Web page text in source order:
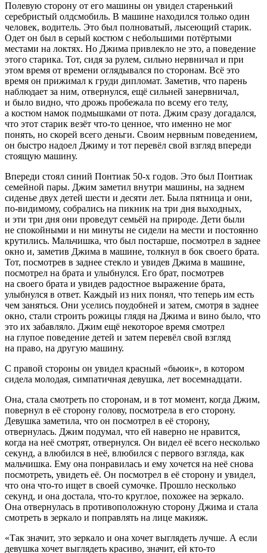
Полевую сторону от его машины он увидел старенький
серебристый олдсмобиль. В машине находился только один
человек, водитель. Это был полноватый, лысеющий старик.
Одет он был в серый костюм с небольшими потёртыми
местами на локтях. Но Джима привлекло не это, а поведение
этого старика. Тот, сидя за рулем, сильно нервничал и при
этом время от времени оглядывался по сторонам. Всё это
время он прижимал к груди дипломат. Заметив, что парень
наблюдает за ним, отвернулся, ещё сильней занервничал,
и было видно, что дрожь пробежала по всему его телу,
а костюм намок подмышками от пота. Джим сразу догадался,
что этот старик везёт что-то ценное, что именно не мог
понять, но скорей всего деньги. Своим нервным поведением,
он быстро надоел Джиму и тот перевёл свой взгляд впереди
стоящую машину.
Впереди стоял синий Понтиак 50-х годов. Это был Понтиак
семейной пары. Джим заметил внутри машины, на заднем
сиденье двух детей шести и десяти лет. Была пятница и они,
по-видимому, собрались на пикник на три дня выходных,
и эти три дня они проведут семьёй на природе. Дети были
не спокойными и ни минуты не сидели на мести и постоянно
крутились. Мальчишка, что был постарше, посмотрел в заднее
окно и, заметив Джима в машине, толкнул в бок своего брата.
Тот, посмотрев в заднее стекло и увидев Джима в машине,
посмотрел на брата и улыбнулся. Его брат, посмотрев
на своего брата и увидев радостное выражение брата,
улыбнулся в ответ. Каждый из них понял, что теперь им есть
чем заняться. Они уселись поудобней и затем, смотря в заднее
окно, стали строить рожицы глядя на Джима и вино было, что
это их забавляло. Джим ещё некоторое время смотрел
на глупое поведение детей и затем перевёл свой взгляд
на право, на другую машину.
С правой стороны он увидел красный «бьюик», в котором
сидела молодая, симпатичная девушка, лет восемнадцати.
Она, стала смотреть по сторонам, и в тот момент, когда Джим,
повернул в её сторону голову, посмотрела в его сторону.
Девушка заметила, что он посмотрел в её сторону,
отвернулась. Джим подумал, что ей наверно не нравится,
когда на неё смотрят, отвернулся. Он видел её всего несколько
секунд, а влюбился в неё, влюбился с первого взгляда, как
мальчишка. Ему она понравилась и ему хочется на неё снова
посмотреть, увидеть её. Он посмотрел в её сторону и увидел,
что она что-то ищет в своей сумочке. Прошло несколько
секунд, и она достала, что-то круглое, похожее на зеркало.
Она отвернулась в противоположную сторону Джима и стала
смотреть в зеркало и поправлять на лице макияж.
«Так значит, это зеркало и она хочет выглядеть лучше. А если
девушка хочет выглядеть красиво, значит, ей кто-то